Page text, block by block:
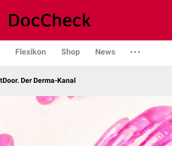
Flexikon Shop News
Der Derma-Kanal